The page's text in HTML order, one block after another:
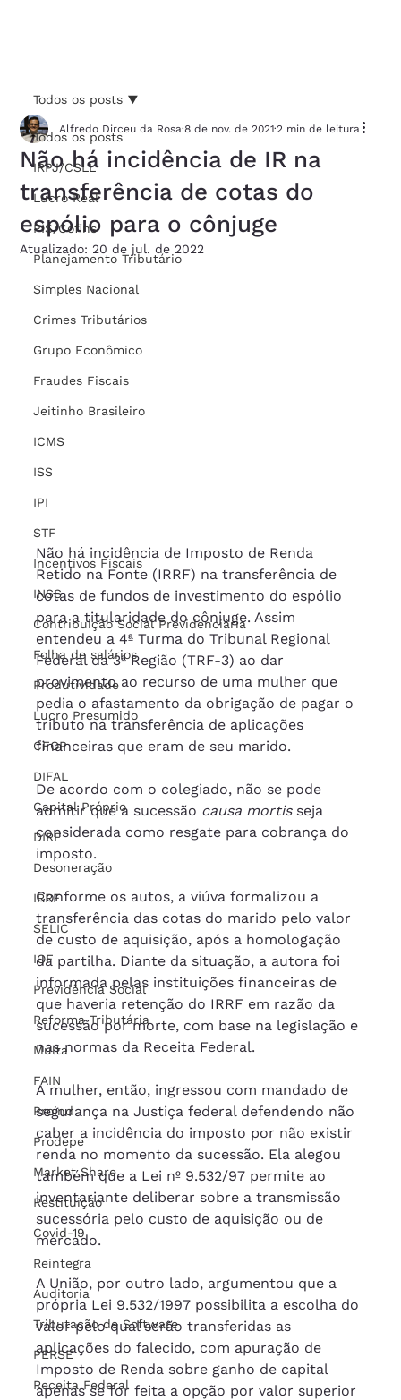
Todos os posts
IRPJ/CSLL
Lucro Real
PIS/Cofins
Planejamento Tributário
Simples Nacional
Crimes Tributários
Grupo Econômico
Fraudes Fiscais
Jeitinho Brasileiro
ICMS
ISS
IPI
STF
Incentivos Fiscais
INSS
Contribuição Social Previdenciária
Folha de salários
Produtividade
Lucro Presumido
CFOP
DIFAL
Capital Próprio
DIRF
Desoneração
IRRF
SELIC
IOF
Previdência Social
Reforma Tributária
Multa
FAIN
Proind
Prodepe
Market Share
Restituição
Covid-19
Reintegra
Auditoria
Tributação de Software
PERSE
Receita Federal
Todos os posts
Não há incidência de IR na
transferência de cotas do
espólio para o cônjuge
Alfredo Dirceu da Rosa 8 de nov. de 20212 min de leitura
Atualizado: 20 de jul. de 2022
Não há incidência de Imposto de Renda
Retido na Fonte (IRRF) na transferência de
cotas de fundos de investimento do espólio
para a titularidade do cônjuge. Assim
entendeu a 4ª Turma do Tribunal Regional
Federal da 3ª Região (TRF-3) ao dar
provimento ao recurso de uma mulher que
pedia o afastamento da obrigação de pagar o
tributo na transferência de aplicações
financeiras que eram de seu marido.
De acordo com o colegiado, não se pode
admitir que a sucessão causa mortis seja
considerada como resgate para cobrança do
imposto.
Conforme os autos, a viúva formalizou a
transferência das cotas do marido pelo valor
de custo de aquisição, após a homologação
da partilha. Diante da situação, a autora foi
informada pelas instituições financeiras de
que haveria retenção do IRRF em razão da
sucessão por morte, com base na legislação e
nas normas da Receita Federal.
A mulher, então, ingressou com mandado de
segurança na Justiça federal defendendo não
caber a incidência do imposto por não existir
renda no momento da sucessão. Ela alegou
também que a Lei nº 9.532/97 permite ao
inventariante deliberar sobre a transmissão
sucessória pelo custo de aquisição ou de
mercado.
A União, por outro lado, argumentou que a
própria Lei 9.532/1997 possibilita a escolha do
valor pelo qual serão transferidas as
aplicações do falecido, com apuração de
Imposto de Renda sobre ganho de capital
apenas se for feita a opção por valor superior